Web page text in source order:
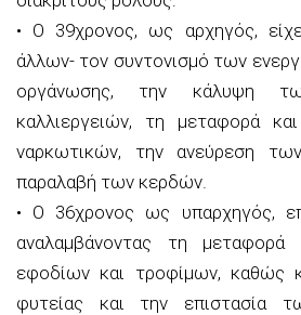
• Ο 39χρονος, ως αρχηγός,
άλλων- τον συντονισμό των
οργάνωσης, την κάλυψη
καλλιεργειών, τη μεταφορά
ναρκωτικών, την ανεύρεση
παραλαβή των κερδών.
• Ο 36χρονος ως υπαρχηγός,
αναλαμβάνοντας τη μεταφορά
εφοδίων και τροφίμων, καθώς
φυτείας και την επιστασία